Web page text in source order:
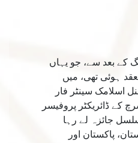
کے بعد سے، جو یہاں
ہوئی تھی، میں
اسلامک سینٹر فار
کے ڈائریکٹر پروفیسر
جائزہ لے رہا
پاکستان اور